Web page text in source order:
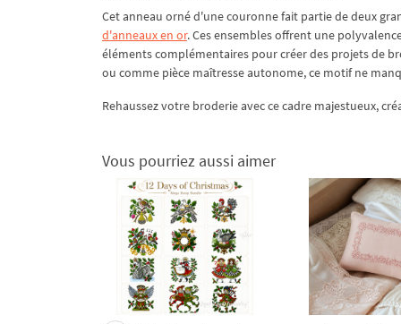
Cet anneau orné d'une couronne fait partie de deux
d'anneaux en or. Ces ensembles offrent une
éléments complémentaires pour créer des projets de
ou comme pièce maîtresse autonome, ce motif ne
Rehaussez votre broderie avec ce cadre majestueux,
Vous pourriez aussi aimer